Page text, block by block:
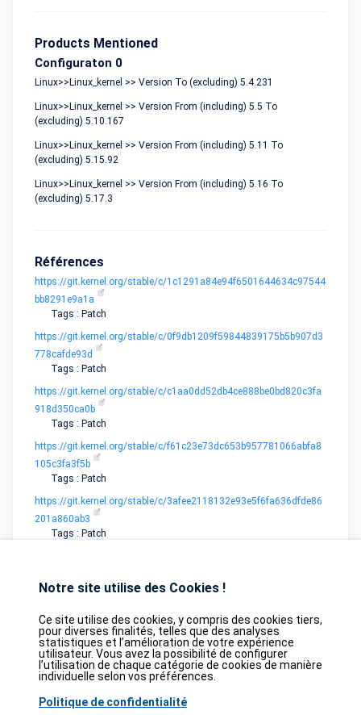
Products Mentioned
Configuraton 0
Linux>>Linux_kernel >> Version To (excluding) 5.4.231
Linux>>Linux_kernel >> Version From (including) 5.5 To
(excluding) 5.10.167
Linux>>Linux_kernel >> Version From (including) 5.11 To
(excluding) 5.15.92
Linux>>Linux_kernel >> Version From (including) 5.16 To
(excluding) 5.17.3
Références
https://git.kernel.org/stable/c/1c1291a84e94f6501644634c97544
bb8291e9a1a
Tags : Patch
https://git.kernel.org/stable/c/0f9db1209f59844839175b5b907d3
778cafde93d
Tags : Patch
https://git.kernel.org/stable/c/c1aa0dd52db4ce888be0bd820c3fa
918d350ca0b
Tags : Patch
https://git.kernel.org/stable/c/f61c23e73dc653b957781066abfa8
105c3fa3f5b
Tags : Patch
https://git.kernel.org/stable/c/3afee2118132e93e5f6fa636dfde86
201a860ab3
Tags : Patch
2026© tesweb SA, bexxo Cyber Security
Database
Partners
GDPR Contact Purchase
Notre site utilise des Cookies !
Ce site utilise des cookies, y compris des cookies tiers,
pour diverses finalités, telles que des analyses
statistiques et l’amélioration de votre expérience
utilisateur. Vous avez la possibilité de configurer
l’utilisation de chaque catégorie de cookies de manière
individuelle selon vos préférences.
Politique de confidentialité